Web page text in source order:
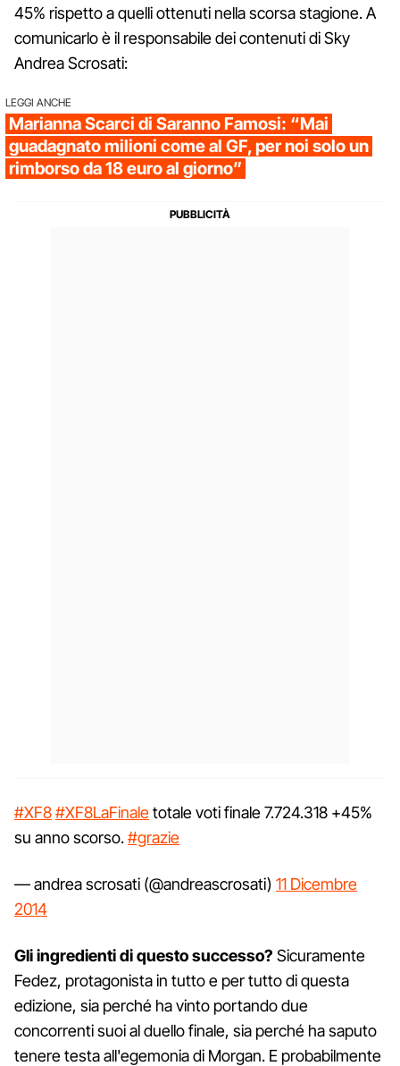
45% rispetto a quelli ottenuti nella scorsa stagione. A
comunicarlo è il responsabile dei contenuti di Sky
Andrea Scrosati:
LEGGI ANCHE
Marianna Scarci di Saranno Famosi: “Mai
guadagnato milioni come al GF, per noi solo un
rimborso da 18 euro al giorno”
#XF8#XF8LaFinaletotale voti finale 7.724.318 +45%
su anno scorso.#grazie
— andrea scrosati (@andreascrosati) 11 Dicembre
2014
Gli ingredienti di questo successo? Sicuramente
Fedez, protagonista in tutto e per tutto di questa
edizione, sia perché ha vinto portando due
concorrenti suoi al duello finale, sia perché ha saputo
tenere testa all'egemonia di Morgan. E probabilmente